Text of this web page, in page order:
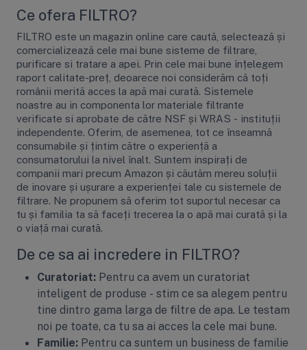
Dozatoare
(7)
Sisteme economice
(9)
Seturi
Ce ofera FILTRO?
FILTRO este un magazin online care caută, selectează și
comercializează cele mai bune sisteme de filtrare,
purificare si tratare a apei. Prin cele mai bune înțelegem
raport calitate-preț, deoarece noi considerăm că toți
românii merită acces la apă mai curată. Sistemele
noastre au in componenta lor materiale filtrante
verificate si aprobate de către NSF și WRAS - instituții
independente. Oferim, de asemenea, tot ce înseamnă
consumabile și țintim către o experiență a
consumatorului la nivel înalt. Suntem inspirați de
companii mari precum Amazon și căutăm mereu soluții
de inovare și ușurare a experienței tale cu sistemele de
filtrare. Ne propunem să oferim tot suportul necesar ca
tu și familia ta să faceți trecerea la o apă mai curată și la
o viață mai curată.
De ce sa ai incredere in FILTRO?
Curatoriat:Pentru ca avem un curatoriat
inteligent de produse - stim ce sa alegem pentru
tine dintro gama larga de filtre de apa. Le testam
noi pe toate, ca tu sa ai acces la cele mai bune.
Familie:Pentru ca suntem un business de familie